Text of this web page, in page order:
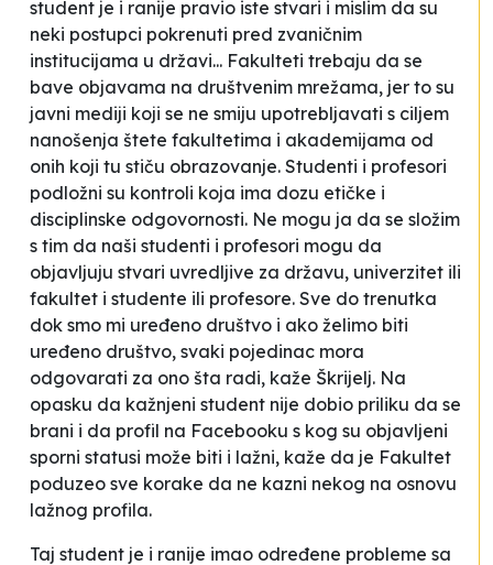
student je i ranije pravio iste stvari i mislim da su
neki postupci pokrenuti pred zvaničnim
institucijama u državi... Fakulteti trebaju da se
bave objavama na društvenim mrežama, jer to su
javni mediji koji se ne smiju upotrebljavati s ciljem
nanošenja štete fakultetima i akademijama od
onih koji tu stiču obrazovanje. Studenti i profesori
podložni su kontroli koja ima dozu etičke i
disciplinske odgovornosti. Ne mogu ja da se složim
s tim da naši studenti i profesori mogu da
objavljuju stvari uvredljive za državu, univerzitet ili
fakultet i studente ili profesore. Sve do trenutka
dok smo mi uređeno društvo i ako želimo biti
uređeno društvo, svaki pojedinac mora
odgovarati za ono šta radi, kaže Škrijelj. Na
opasku da kažnjeni student nije dobio priliku da se
brani i da profil na Facebooku s kog su objavljeni
sporni statusi može biti i lažni, kaže da je Fakultet
poduzeo sve korake da ne kazni nekog na osnovu
lažnog profila.
Taj student je i ranije imao određene probleme sa